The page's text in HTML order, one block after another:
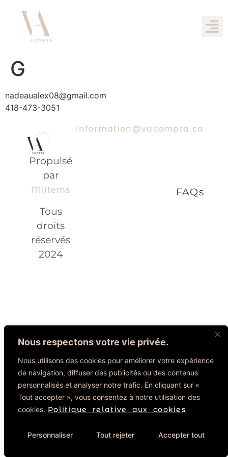
Nous respectons votre vie privée.
Nous utilisons des cookies pour améliorer votre expérience
de navigation, diffuser des publicités ou des contenus
personnalisés et analyser notre trafic. En cliquant sur «
Tout accepter », vous consentez à notre utilisation des
cookies. Politique relative aux cookies
Personnaliser Tout rejeter Accepter tout
G
nadeaualex08@gmail.com
418-473-3051
Propulsé
par
Miitems
Tous
droits
réservés
2024
information@vacompta.ca
FAQs